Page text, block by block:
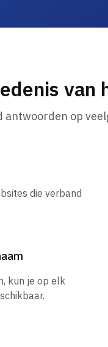
van
antwoorden op
die verband
kun je op elk